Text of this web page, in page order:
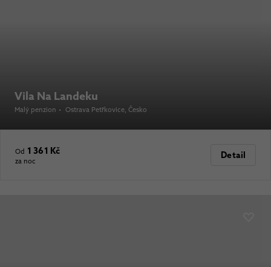
Vila Na Landeku
Malý penzion • Ostrava Petřkovice, Česko
Od 1 361 Kč
za noc
Detail